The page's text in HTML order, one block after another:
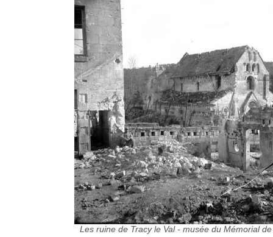
Les ruine de Tracy le Val - musée du Mémorial